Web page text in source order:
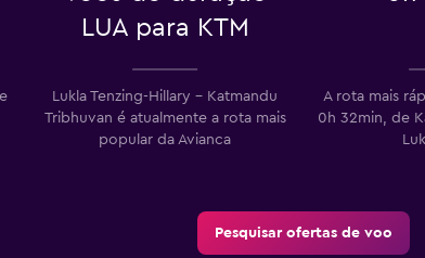
LUA para KTM
Lukla Tenzing-Hillary – Katmandu
Tribhuvan é atualmente a rota mais
popular da Avianca
A rota mais
0h 32min, de
Pesquisar ofertas de voo